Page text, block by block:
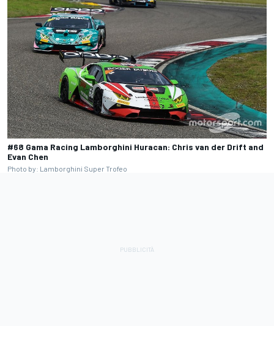
#68 Gama Racing Lamborghini Huracan: Chris van der Drift and
Evan Chen
Photo by: Lamborghini Super Trofeo